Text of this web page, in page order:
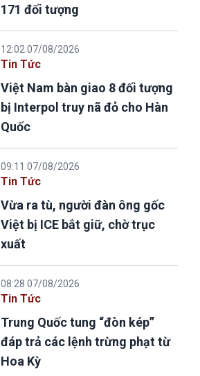
171 đối tượng
12:02 07/08/2026
Tin Tức
Việt Nam bàn giao 8 đối tượng
bị Interpol truy nã đỏ cho Hàn
Quốc
09:11 07/08/2026
Tin Tức
Vừa ra tù, người đàn ông gốc
Việt bị ICE bắt giữ, chờ trục
xuất
08:28 07/08/2026
Tin Tức
Trung Quốc tung “đòn kép”
đáp trả các lệnh trừng phạt từ
Hoa Kỳ